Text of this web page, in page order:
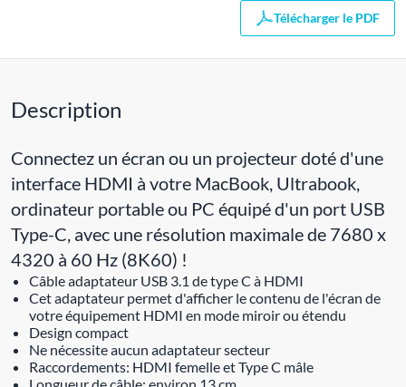
Télécharger le PDF
Description
Connectez un écran ou un projecteur doté d'une
interface HDMI à votre MacBook, Ultrabook,
ordinateur portable ou PC équipé d'un port USB
Type-C, avec une résolution maximale de 7680 x
4320 à 60 Hz (8K60) !
Câble adaptateur USB 3.1 de type C à HDMI
Cet adaptateur permet d'afficher le contenu de l'écran de
votre équipement HDMI en mode miroir ou étendu
Design compact
Ne nécessite aucun adaptateur secteur
Raccordements: HDMI femelle et Type C mâle
Longueur de câble: environ 13 cm